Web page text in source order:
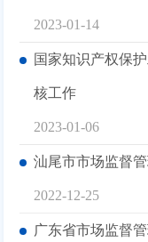
2023-01-14
国家知识产权保
核工作
2023-01-06
汕尾市市场监督
2022-12-25
广东省市场监督